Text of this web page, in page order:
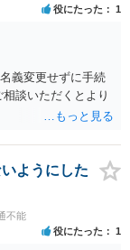
役にたった 1
義変更せずに手続
談いただくとより
ようにした
不能
役にたった 1